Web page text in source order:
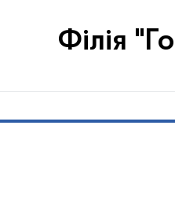
Філія